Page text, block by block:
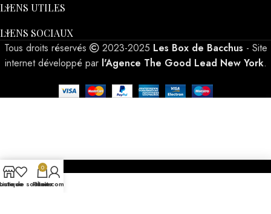
LIENS UTILES
LIENS SOCIAUX
Tous droits réservés 2023-2025 Les Box de Bacchus - Site
internet développé par l'Agence The Good Lead New York.
Liste de souhaits
0
Panier
Mon compte